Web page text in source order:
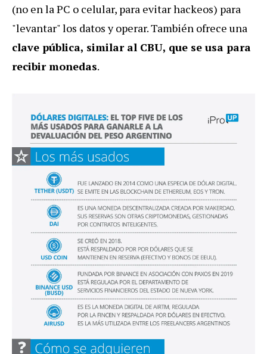
(no en la PC o celular, para evitar hackeos) para
"levantar" los datos y operar. También ofrece una
clave pública, similar al CBU, que se usa para
recibir monedas.